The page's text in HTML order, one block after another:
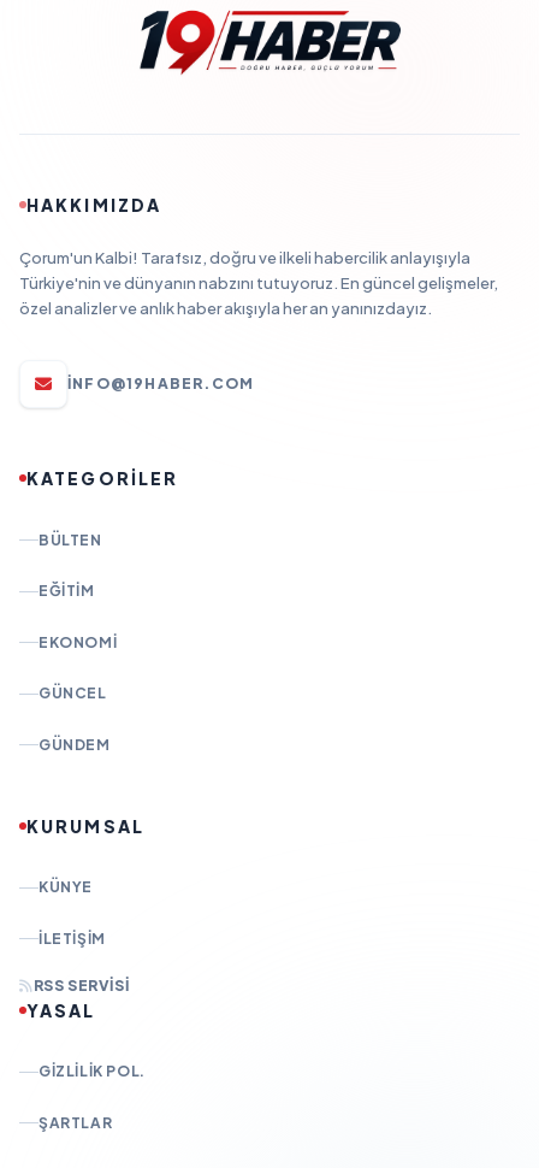
HAKKIMIZDA
Çorum'un Kalbi! Tarafsız, doğru ve ilkeli habercilik anlayışıyla
Türkiye'nin ve dünyanın nabzını tutuyoruz. En güncel gelişmeler,
özel analizler ve anlık haber akışıyla her an yanınızdayız.
INFO@19HABER.COM
KATEGORİLER
BÜLTEN
EĞITIM
EKONOMI
GÜNCEL
GÜNDEM
KURUMSAL
KÜNYE
İLETIŞIM
RSS SERVISI
YASAL
GIZLILIK POL.
ŞARTLAR